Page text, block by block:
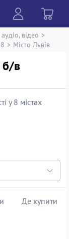
відео >
> Місто Львів
б/в
у 8 містах
Де купити